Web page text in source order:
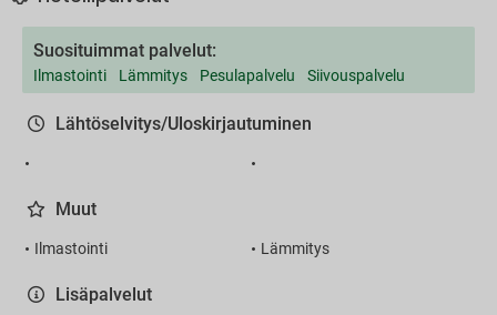
Suosituimmat palvelut:
Ilmastointi Lämmitys Pesulapalvelu Siivouspalvelu
Lähtöselvitys/Uloskirjautuminen
Muut
Ilmastointi Lämmitys
Lisäpalvelut